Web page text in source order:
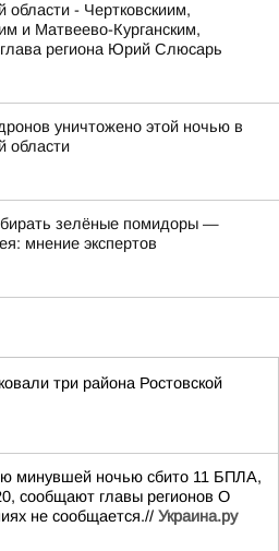
области - Чертковскиим,
и Матвеево-Курганским,
региона Юрий Слюсарь
уничтожено этой ночью в
области
зелёные помидоры —
мнение экспертов
три района Ростовской
минувшей ночью сбито 11 БПЛА,
сообщают главы регионов О
не сообщается.// Украина.ру